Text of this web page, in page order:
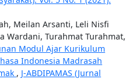
Meilan Arsanti, Leli Nisfi
Wardani, Turahmat Turahmat,
Modul Ajar Kurikulum
Indonesia Madrasah
, J-ABDIPAMAS (Jurnal